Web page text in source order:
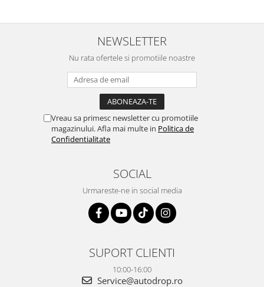
indrumat pas cu pas si mi-a
atras atentia ca nu era
conectat cablul de video de la
rânduri. Foarte serviabili,
livrare rapidă, suport tehnic,
totul impecabil, o să revin la ei
și pentru vi...
NEWSLETTER
Nu rata ofertele si promotiile noastre
Vreau sa primesc newsletter cu promotiile
magazinului. Afla mai multe in Politica de
Confidentialitate
SOCIAL
Urmareste-ne in social media
SUPORT CLIENTI
10:00-16:00
Service@autodrop.ro